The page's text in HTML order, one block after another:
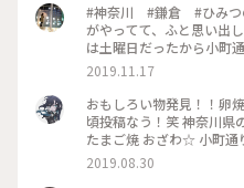
#神奈川 #鎌倉 #ひみつ
がやってて、ふと思い出
は土曜日だったから小町
並び始めて、既に前に10
入れたので、玉子焼きを
お味と、、、とりあえず
なあ。
2019.11.17
おもしろい物発見！！卵焼き☆ 2年くらい前？の写
頃投稿なう！笑 神奈川県の鎌倉市にある、玉子焼きの名店！
たまご焼 おざわ☆ 小町通りの裏路地にあります。 卵4個使用
で、砂糖醤油の風味の後
た！ 口当たりは柔らでした！ 記憶でわ
2019.08.30